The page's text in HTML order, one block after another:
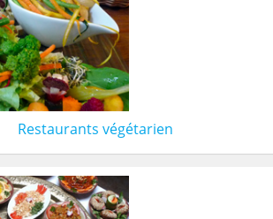
Restaurants végétarien